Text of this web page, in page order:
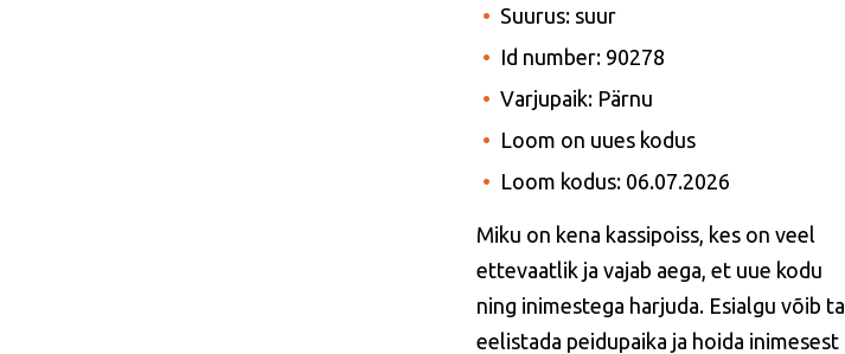
Suurus: suur
Id number: 90278
Varjupaik: Pärnu
Loom on uues kodus
Loom kodus: 06.07.2026
Miku on kena kassipoiss, kes on veel
ettevaatlik ja vajab aega, et uue kodu
ning inimestega harjuda. Esialgu võib ta
eelistada peidupaika ja hoida inimesest